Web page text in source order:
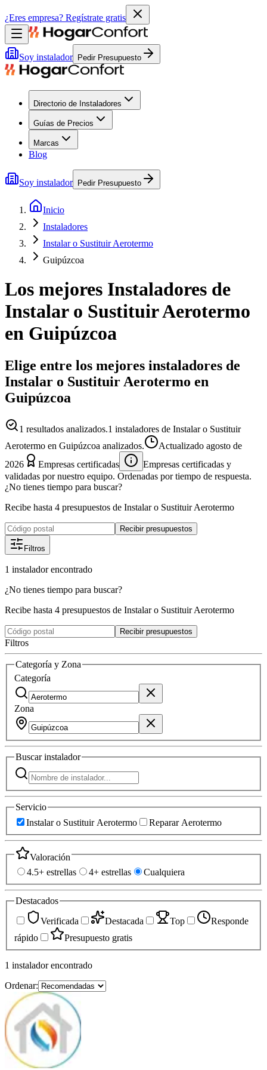
¿Eres empresa? Regístrate gratis
Soy instalador Pedir Presupuesto
Directorio de Instaladores
Guías de Precios
Marcas
Blog
Soy instalador Pedir Presupuesto
Inicio
Instaladores
Instalar o Sustituir Aerotermo
Guipúzcoa
Los mejores Instaladores de
Instalar o Sustituir Aerotermo
en Guipúzcoa
Elige entre los mejores instaladores de
Instalar o Sustituir Aerotermo en
Guipúzcoa
1 resultados analizados.1 instaladores de Instalar o Sustituir
Aerotermo en Guipúzcoa analizados.
Actualizado agosto de
2026
Empresas certificadas
Empresas certificadas y
validadas por nuestro equipo. Ordenadas por tiempo de respuesta.
¿No tienes tiempo para buscar?
Recibe hasta 4 presupuestos de Instalar o Sustituir Aerotermo
Recibir presupuestos
Filtros
1 instalador encontrado
¿No tienes tiempo para buscar?
Recibe hasta 4 presupuestos de Instalar o Sustituir Aerotermo
Recibir presupuestos
Filtros
Categoría y Zona
Categoría
Zona
Buscarinstalador
Servicio
Instalar o Sustituir Aerotermo
Reparar Aerotermo
Valoración
4.5+ estrellas
4+ estrellas Cualquiera
Destacados
Verificada
Destacada Top
Responde
rápido
Presupuesto gratis
1 instalador encontrado
Ordenar: